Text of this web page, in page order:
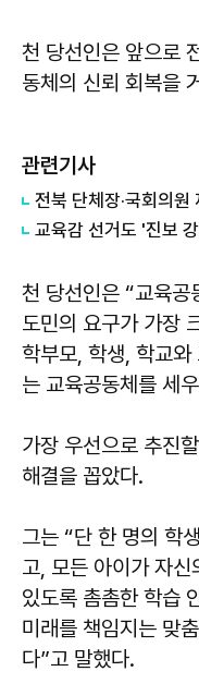
천 당선인은 앞으로
동체의 신뢰 회복을
관련기사
전북 단체장·국회의
천 당선인은 “교육공
도민의 요구가 가장
학부모, 학생, 학교
는 교육공동체를 세
가장 우선으로 추진
해결을 꼽았다.
그는 “단 한 명의 학
고, 모든 아이가 자
있도록 촘촘한 학습
미래를 책임지는 맞
다”고 말했다.